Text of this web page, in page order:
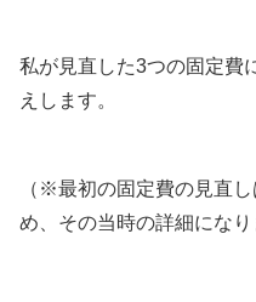
私が見直した3つの固定費
えします。
（※最初の固定費の見直
め、その当時の詳細になり